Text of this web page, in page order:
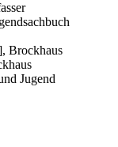
Brockhaus
Jugend